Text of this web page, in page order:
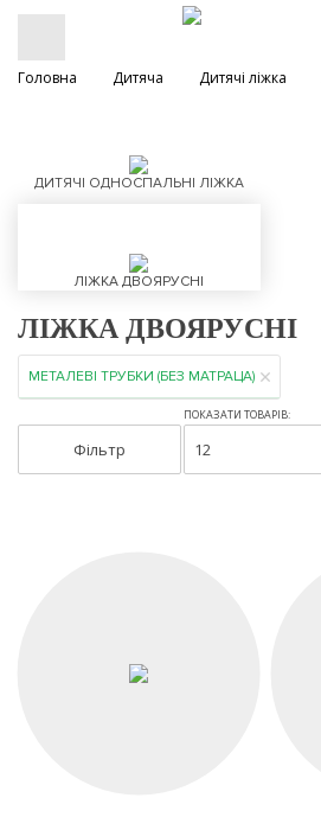
Головна Дитяча Дитячі ліжка
ДИТЯЧІ ОДНОСПАЛЬНІ ЛІЖКА
ЛІЖКА ДВОЯРУСНІ
ЛІЖКА ДВОЯРУСНІ
МЕТАЛЕВІ ТРУБКИ (БЕЗ МАТРАЦА)
Фільтр
ПОКАЗАТИ ТОВАРІВ:
12